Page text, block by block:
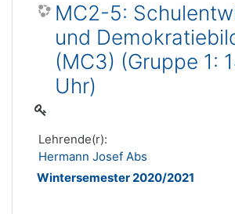
MC2-5:
und
(MC3) (Gruppe 1:
Uhr)
Lehrende(r):
Hermann Josef Abs
Wintersemester 2020/2021